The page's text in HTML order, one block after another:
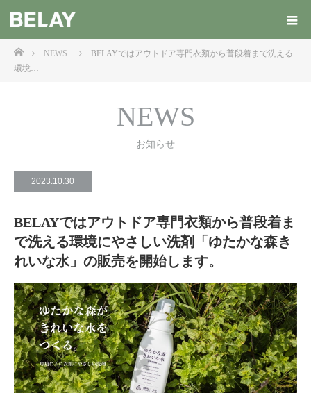
ホームNEWS
BELAYではアウトドア専門衣類から普段着まで洗える
環境…
NEWS
お知らせ
2023.10.30
BELAYではアウトドア専門衣類から普段着ま
で洗える環境にやさしい洗剤「ゆたかな森き
れいな水」の販売を開始します。